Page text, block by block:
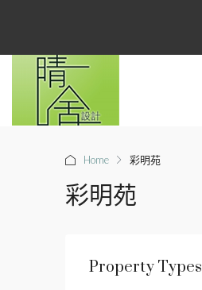
Home 彩明苑
彩明苑
Property Types